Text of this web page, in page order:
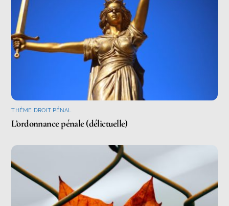
THÈME DROIT PÉNAL
L’ordonnance pénale (délictuelle)